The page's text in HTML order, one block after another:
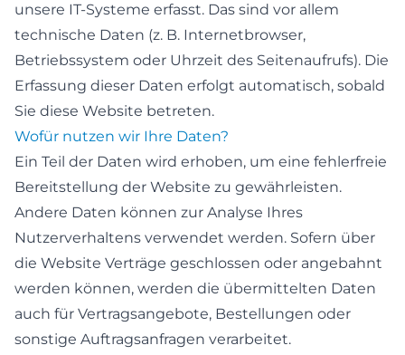
unsere IT-Systeme erfasst. Das sind vor allem
technische Daten (z. B. Internetbrowser,
Betriebssystem oder Uhrzeit des Seitenaufrufs). Die
Erfassung dieser Daten erfolgt automatisch, sobald
Sie diese Website betreten.
Wofür nutzen wir Ihre Daten?
Ein Teil der Daten wird erhoben, um eine fehlerfreie
Bereitstellung der Website zu gewährleisten.
Andere Daten können zur Analyse Ihres
Nutzerverhaltens verwendet werden. Sofern über
die Website Verträge geschlossen oder angebahnt
werden können, werden die übermittelten Daten
auch für Vertragsangebote, Bestellungen oder
sonstige Auftragsanfragen verarbeitet.